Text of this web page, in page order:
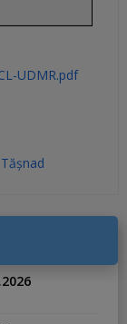
UDMR.pdf